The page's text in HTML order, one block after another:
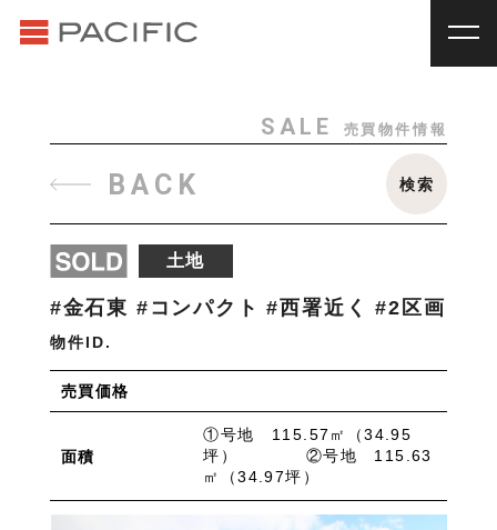
About us _私たちについて
Staff _スタッフ
News
物件を売りたい方へ
種別
アパート マンション 戸建 駐車場
トランク
入居人数
ファミリー
ワンルーム 1K 1DK 1LDK
2K/2DK/2LDK
SALE 売買物件情報
BACK 検索
土地
#金石東 #コンパクト #西署近く #2区画
物件ID.
売買価格
面積
①号地 115.57㎡（34.95
坪） ②号地 115.63
㎡（34.97坪）